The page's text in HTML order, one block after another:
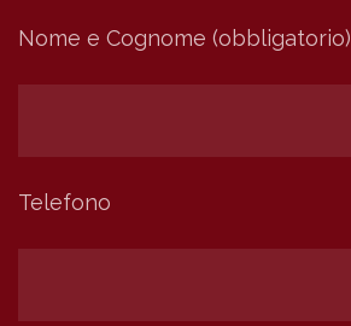
Nome e Cognome (obbligatorio)
Telefono